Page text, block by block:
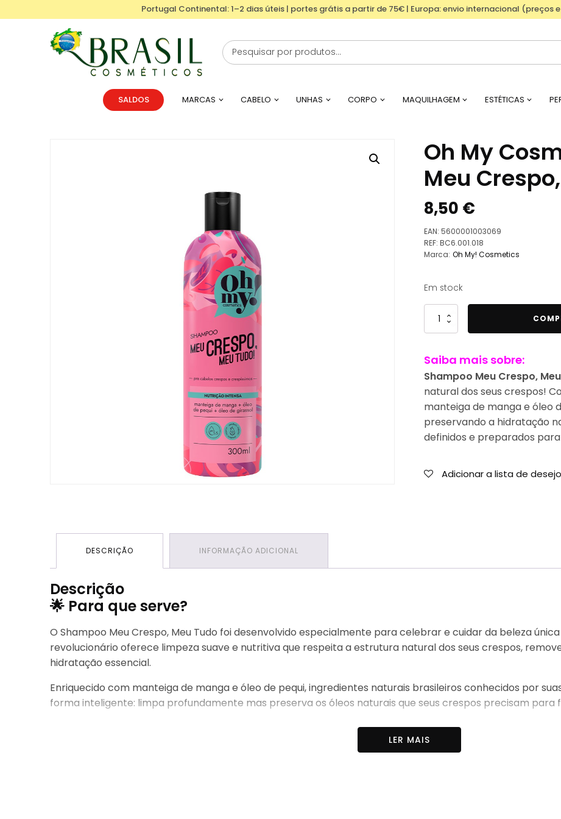
Portugal Continental: 1–2 dias úteis | portes grátis a partir de 75€ | Europa: envio internacional (preços
SALDOS MARCAS CABELO UNHAS CORPO MAQUILHAGEM ESTÉTICAS
Oh My
Meu
8,50 €
EAN: 5600001003069
REF: BC6.001.018
Marca: Oh My! Cosmetics
Em stock
Quantidade
de
My
Cosmetics
Shampoo
Meu
Crespo,
Meu
Saiba mais sobre:
Shampoo Meu Crespo,
natural dos seus crespos!
manteiga de manga e óleo
preservando a hidratação
definidos e preparados
Adicionar a lista de
DESCRIÇÃO INFORMAÇÃO ADICIONAL
Descrição
🌟 Para que serve?
O Shampoo Meu Crespo, Meu Tudo foi desenvolvido especialmente para celebrar e cuidar da beleza
revolucionário oferece limpeza suave e nutritiva que respeita a estrutura natural dos seus crespos,
hidratação essencial.
Enriquecido com manteiga de manga e óleo de pequi, ingredientes naturais brasileiros conhecidos por
forma inteligente: limpa profundamente mas preserva os óleos naturais que seus crespos precisam para
Durante a lavagem, você sentirá uma espuma cremosa e rica que limpa suavemente sem agredir seus
LER MAIS